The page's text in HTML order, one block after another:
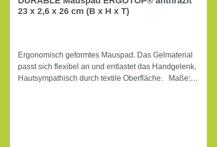
23 x 2,6 x 26 cm (B x H x T)
Ergonomisch geformtes Mauspad. Das Gelmaterial
passt sich flexibel an und entlastet das Handgelenk.
Hautsympathisch durch textile Oberfläche. Maße: